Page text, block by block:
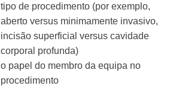
tipo de procedimento (por exemplo,
aberto versus minimamente invasivo,
incisão superficial versus cavidade
corporal profunda)
o papel do membro da equipa no
procedimento